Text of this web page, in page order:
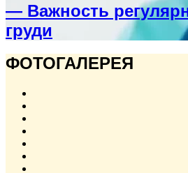
— Важность
груди
ФОТОГАЛЕРЕЯ